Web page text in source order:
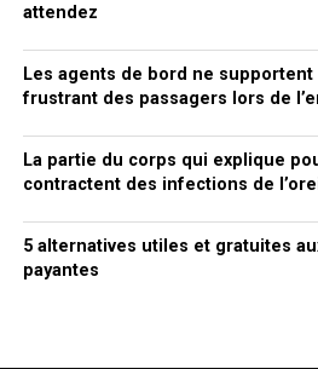
attendez
Les agents de bord ne
frustrant des passagers lors de
La partie du corps qui explique
contractent des infections de
5 alternatives utiles et gratuites
payantes